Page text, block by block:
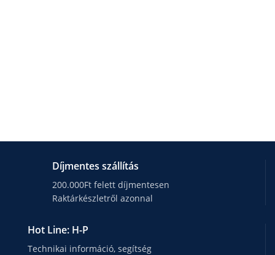
Díjmentes szállítás
200.000Ft felett díjmentesen
Raktárkészletről azonnal
Hot Line: H-P
Technikai információ, segítség